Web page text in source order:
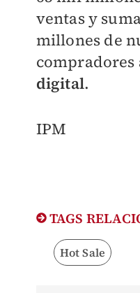
ventas y
millones de
compradores
digital.
IPM
TAGS
Hot Sale